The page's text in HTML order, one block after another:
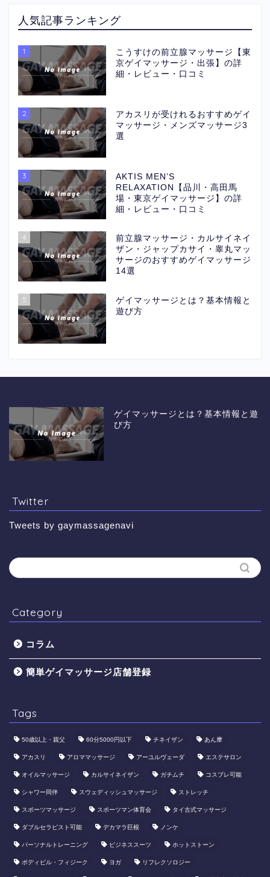
人気記事ランキング
1
こうすけの前立腺マッサージ【東
京ゲイマッサージ・出張】の詳
細・レビュー・口コミ
2
アカスリが受けれるおすすめゲイ
マッサージ・メンズマッサージ3
選
3
AKTIS MEN’S
RELAXATION【品川・高田馬
場・東京ゲイマッサージ】の詳
細・レビュー・口コミ
4
前立腺マッサージ・カルサイネイ
ザン・ジャップカサイ・睾丸マッ
サージのおすすめゲイマッサージ
14選
5
ゲイマッサージとは？基本情報と
遊び方
ゲイマッサージとは？基本情報と遊
び方
Twitter
Tweets by gaymassagenavi
Category
コラム
簡単ゲイマッサージ店舗登録
Tags
50歳以上・親父 60分5000円以下 ​チネイザン あん摩
アカスリ アロママッサージ アーユルヴェーダ エステサロン
オイルマッサージ カルサイネイザン ガチムチ コスプレ可能
シャワー同伴 スウェディッシュマッサージ ストレッチ
スポーツマッサージ スポーツマン体育会 タイ古式マッサージ
ダブルセラピスト可能 デカマラ巨根 ノンケ
パーソナルトレーニング ビジネススーツ ホットストーン
ボディビル・フィジーク ヨガ リフレクソロジー